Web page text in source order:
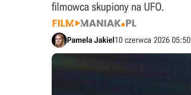
filmowca skupiony na UFO.
Pamela Jakiel10 czerwca 2026 05:50